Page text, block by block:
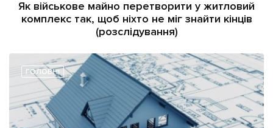
Як військове майно перетворити у житловий
комплекс так, щоб ніхто не міг знайти кінців
(розслідування)
ГОЛОВНІ